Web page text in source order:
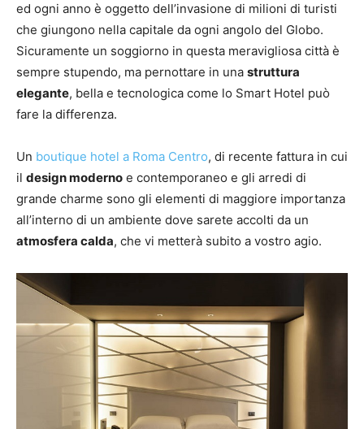
ed ogni anno è oggetto dell’invasione di milioni di turisti
che giungono nella capitale da ogni angolo del Globo.
Sicuramente un soggiorno in questa meravigliosa città è
sempre stupendo, ma pernottare in una struttura
elegante, bella e tecnologica come lo Smart Hotel può
fare la differenza.
Un boutique hotel a Roma Centro, di recente fattura in cui
il design moderno e contemporaneo e gli arredi di
grande charme sono gli elementi di maggiore importanza
all’interno di un ambiente dove sarete accolti da un
atmosfera calda, che vi metterà subito a vostro agio.